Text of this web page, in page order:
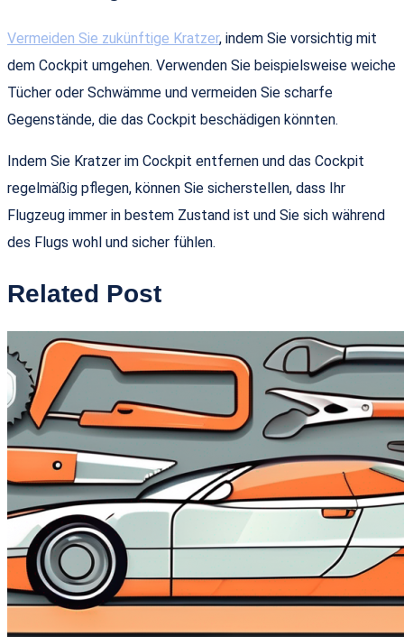
Vermeiden Sie zukünftige Kratzer, indem Sie vorsichtig mit
dem Cockpit umgehen. Verwenden Sie beispielsweise weiche
Tücher oder Schwämme und vermeiden Sie scharfe
Gegenstände, die das Cockpit beschädigen könnten.
Indem Sie Kratzer im Cockpit entfernen und das Cockpit
regelmäßig pflegen, können Sie sicherstellen, dass Ihr
Flugzeug immer in bestem Zustand ist und Sie sich während
des Flugs wohl und sicher fühlen.
Related Post